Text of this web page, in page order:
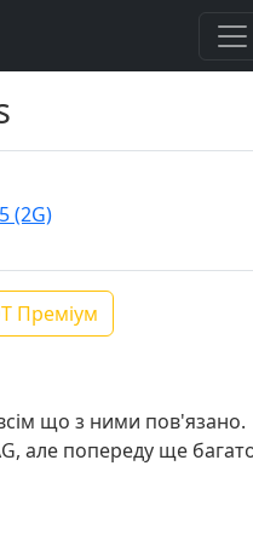
(2G)
Преміум
що з ними пов'язано.
але попереду ще